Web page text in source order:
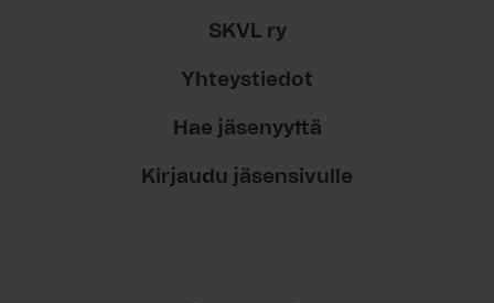
SKVL ry
Yhteystiedot
Hae jäsenyyttä
Kirjaudu jäsensivulle